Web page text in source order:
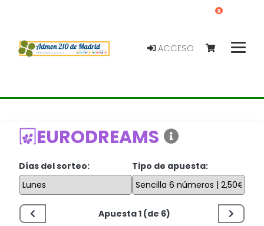
ACCESO
0
EURODREAMS
Días del sorteo: Tipo de apuesta:
Apuesta 1 (de 6)